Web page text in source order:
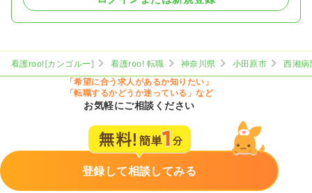
看護roo![カンゴルー] 看護roo! 転職 神奈川県 小田原市
西湘病
「希望に合う求人があるか知りたい」
「転職するかどうか迷っている」など
お気軽にご相談ください
登録して相談してみる